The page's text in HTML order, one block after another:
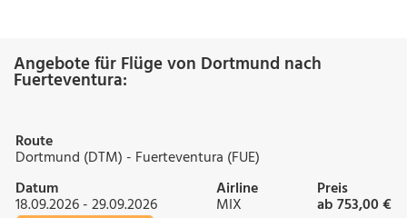
Angebote für Flüge von Dortmund nach
Fuerteventura:
Route
Dortmund (DTM) - Fuerteventura (FUE)
Datum
18.09.2026 - 29.09.2026
Airline
MIX
Preis
ab 753,00 €